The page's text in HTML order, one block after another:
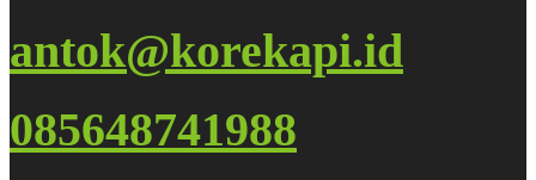
antok@korekapi.id
085648741988